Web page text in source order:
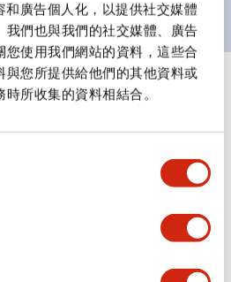
廣告個人化，以提供社交媒體
我們也與我們的社交媒體、廣告
您使用我們網站的資料，這些合
與您所提供給他們的其他資料或
所收集的資料相結合。